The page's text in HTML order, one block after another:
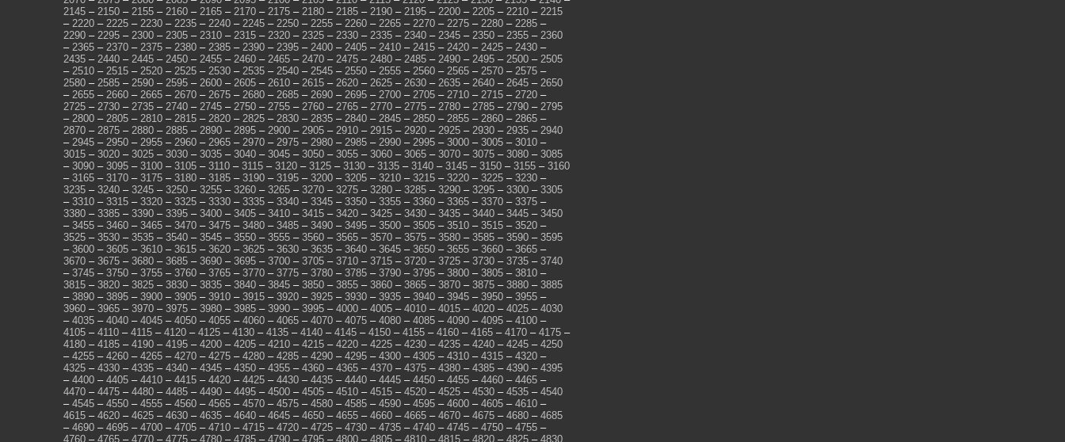
2145 – 2150 – 2155 – 2160 – 2165 – 2170 – 2175 – 2180 – 2185 – 2190 – 2195 – 2200 – 2205 – 2210 – 2215
– 2220 – 2225 – 2230 – 2235 – 2240 – 2245 – 2250 – 2255 – 2260 – 2265 – 2270 – 2275 – 2280 – 2285 –
2290 – 2295 – 2300 – 2305 – 2310 – 2315 – 2320 – 2325 – 2330 – 2335 – 2340 – 2345 – 2350 – 2355 – 2360
– 2365 – 2370 – 2375 – 2380 – 2385 – 2390 – 2395 – 2400 – 2405 – 2410 – 2415 – 2420 – 2425 – 2430 –
2435 – 2440 – 2445 – 2450 – 2455 – 2460 – 2465 – 2470 – 2475 – 2480 – 2485 – 2490 – 2495 – 2500 – 2505
– 2510 – 2515 – 2520 – 2525 – 2530 – 2535 – 2540 – 2545 – 2550 – 2555 – 2560 – 2565 – 2570 – 2575 –
2580 – 2585 – 2590 – 2595 – 2600 – 2605 – 2610 – 2615 – 2620 – 2625 – 2630 – 2635 – 2640 – 2645 – 2650
– 2655 – 2660 – 2665 – 2670 – 2675 – 2680 – 2685 – 2690 – 2695 – 2700 – 2705 – 2710 – 2715 – 2720 –
2725 – 2730 – 2735 – 2740 – 2745 – 2750 – 2755 – 2760 – 2765 – 2770 – 2775 – 2780 – 2785 – 2790 – 2795
– 2800 – 2805 – 2810 – 2815 – 2820 – 2825 – 2830 – 2835 – 2840 – 2845 – 2850 – 2855 – 2860 – 2865 –
2870 – 2875 – 2880 – 2885 – 2890 – 2895 – 2900 – 2905 – 2910 – 2915 – 2920 – 2925 – 2930 – 2935 – 2940
– 2945 – 2950 – 2955 – 2960 – 2965 – 2970 – 2975 – 2980 – 2985 – 2990 – 2995 – 3000 – 3005 – 3010 –
3015 – 3020 – 3025 – 3030 – 3035 – 3040 – 3045 – 3050 – 3055 – 3060 – 3065 – 3070 – 3075 – 3080 – 3085
– 3090 – 3095 – 3100 – 3105 – 3110 – 3115 – 3120 – 3125 – 3130 – 3135 – 3140 – 3145 – 3150 – 3155 – 3160
– 3165 – 3170 – 3175 – 3180 – 3185 – 3190 – 3195 – 3200 – 3205 – 3210 – 3215 – 3220 – 3225 – 3230 –
3235 – 3240 – 3245 – 3250 – 3255 – 3260 – 3265 – 3270 – 3275 – 3280 – 3285 – 3290 – 3295 – 3300 – 3305
– 3310 – 3315 – 3320 – 3325 – 3330 – 3335 – 3340 – 3345 – 3350 – 3355 – 3360 – 3365 – 3370 – 3375 –
3380 – 3385 – 3390 – 3395 – 3400 – 3405 – 3410 – 3415 – 3420 – 3425 – 3430 – 3435 – 3440 – 3445 – 3450
– 3455 – 3460 – 3465 – 3470 – 3475 – 3480 – 3485 – 3490 – 3495 – 3500 – 3505 – 3510 – 3515 – 3520 –
3525 – 3530 – 3535 – 3540 – 3545 – 3550 – 3555 – 3560 – 3565 – 3570 – 3575 – 3580 – 3585 – 3590 – 3595
– 3600 – 3605 – 3610 – 3615 – 3620 – 3625 – 3630 – 3635 – 3640 – 3645 – 3650 – 3655 – 3660 – 3665 –
3670 – 3675 – 3680 – 3685 – 3690 – 3695 – 3700 – 3705 – 3710 – 3715 – 3720 – 3725 – 3730 – 3735 – 3740
– 3745 – 3750 – 3755 – 3760 – 3765 – 3770 – 3775 – 3780 – 3785 – 3790 – 3795 – 3800 – 3805 – 3810 –
3815 – 3820 – 3825 – 3830 – 3835 – 3840 – 3845 – 3850 – 3855 – 3860 – 3865 – 3870 – 3875 – 3880 – 3885
– 3890 – 3895 – 3900 – 3905 – 3910 – 3915 – 3920 – 3925 – 3930 – 3935 – 3940 – 3945 – 3950 – 3955 –
3960 – 3965 – 3970 – 3975 – 3980 – 3985 – 3990 – 3995 – 4000 – 4005 – 4010 – 4015 – 4020 – 4025 – 4030
– 4035 – 4040 – 4045 – 4050 – 4055 – 4060 – 4065 – 4070 – 4075 – 4080 – 4085 – 4090 – 4095 – 4100 –
4105 – 4110 – 4115 – 4120 – 4125 – 4130 – 4135 – 4140 – 4145 – 4150 – 4155 – 4160 – 4165 – 4170 – 4175 –
4180 – 4185 – 4190 – 4195 – 4200 – 4205 – 4210 – 4215 – 4220 – 4225 – 4230 – 4235 – 4240 – 4245 – 4250
– 4255 – 4260 – 4265 – 4270 – 4275 – 4280 – 4285 – 4290 – 4295 – 4300 – 4305 – 4310 – 4315 – 4320 –
4325 – 4330 – 4335 – 4340 – 4345 – 4350 – 4355 – 4360 – 4365 – 4370 – 4375 – 4380 – 4385 – 4390 – 4395
– 4400 – 4405 – 4410 – 4415 – 4420 – 4425 – 4430 – 4435 – 4440 – 4445 – 4450 – 4455 – 4460 – 4465 –
4470 – 4475 – 4480 – 4485 – 4490 – 4495 – 4500 – 4505 – 4510 – 4515 – 4520 – 4525 – 4530 – 4535 – 4540
– 4545 – 4550 – 4555 – 4560 – 4565 – 4570 – 4575 – 4580 – 4585 – 4590 – 4595 – 4600 – 4605 – 4610 –
4615 – 4620 – 4625 – 4630 – 4635 – 4640 – 4645 – 4650 – 4655 – 4660 – 4665 – 4670 – 4675 – 4680 – 4685
– 4690 – 4695 – 4700 – 4705 – 4710 – 4715 – 4720 – 4725 – 4730 – 4735 – 4740 – 4745 – 4750 – 4755 –
4760 – 4765 – 4770 – 4775 – 4780 – 4785 – 4790 – 4795 – 4800 – 4805 – 4810 – 4815 – 4820 – 4825 – 4830